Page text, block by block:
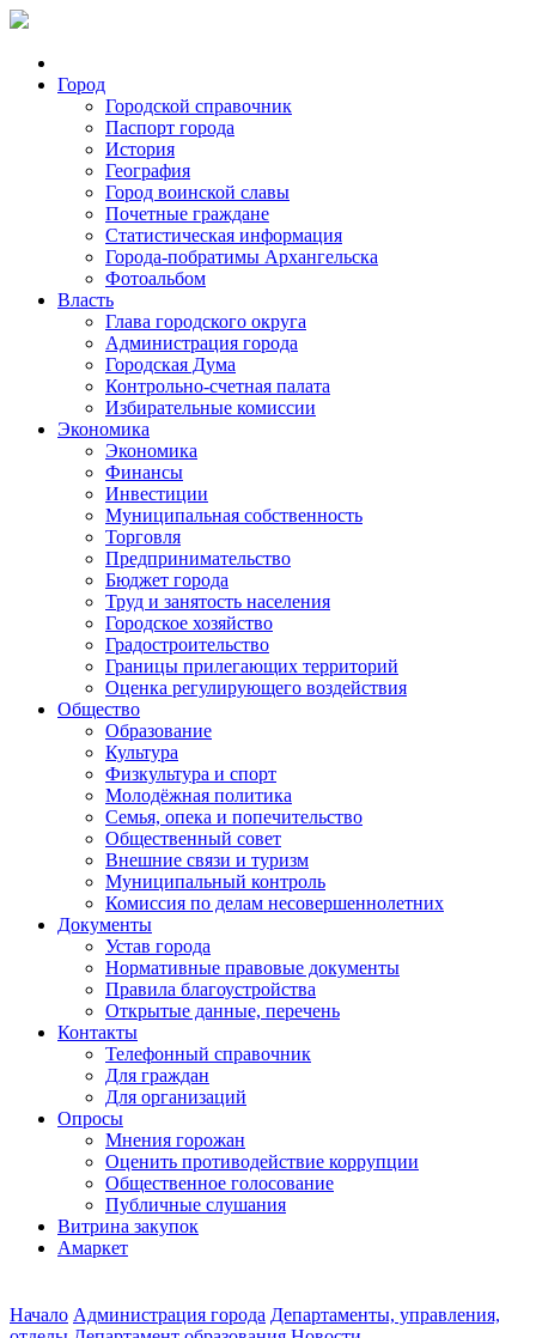
Город
Городской справочник
Паспорт города
История
География
Город воинской славы
Почетные граждане
Статистическая информация
Города-побратимы Архангельска
Фотоальбом
Власть
Глава городского округа
Администрация города
Городская Дума
Контрольно-счетная палата
Избирательные комиссии
Экономика
Экономика
Финансы
Инвестиции
Муниципальная собственность
Торговля
Предпринимательство
Бюджет города
Труд и занятость населения
Городское хозяйство
Градостроительство
Границы прилегающих территорий
Оценка регулирующего воздействия
Общество
Образование
Культура
Физкультура и спорт
Молодёжная политика
Семья, опека и попечительство
Общественный совет
Внешние связи и туризм
Муниципальный контроль
Комиссия по делам несовершеннолетних
Документы
Устав города
Нормативные правовые документы
Правила благоустройства
Открытые данные, перечень
Контакты
Телефонный справочник
Для граждан
Для организаций
Опросы
Мнения горожан
Оценить противодействие коррупции
Общественное голосование
Публичные слушания
Витрина закупок
Амаркет
Начало Администрация города Департаменты, управления,